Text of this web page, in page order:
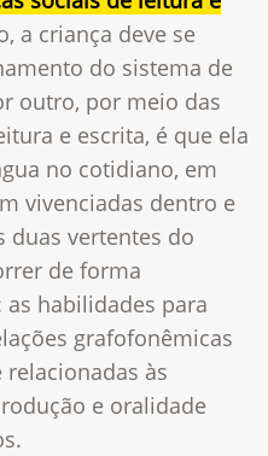
a criança deve se
do sistema de
outro, por meio das
e escrita, é que ela
no cotidiano, em
vivenciadas dentro e
duas vertentes do
de forma
habilidades para
grafofonêmicas
às
e oralidade